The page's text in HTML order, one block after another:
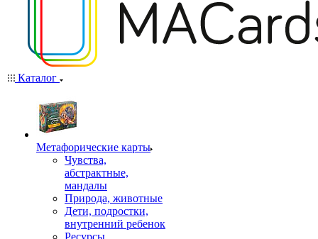
Каталог
Mетафорические карты
Чувства,
абстрактные,
мандалы
Природа, животные
Дети, подростки,
внутренний ребенок
Ресурсы